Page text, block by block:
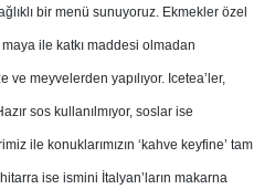
bir menü sunuyoruz. Ekmekler özel
ile katkı maddesi olmadan
ve meyvelerden yapılıyor. Icetea’ler,
sos kullanılmıyor, soslar ise
ile konuklarımızın ‘kahve keyfine’ tam
ise ismini İtalyan’ların makarna